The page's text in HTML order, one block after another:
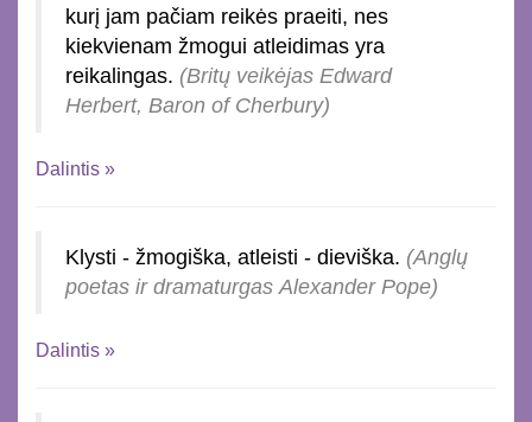
kurį jam pačiam reikės praeiti, nes
kiekvienam žmogui atleidimas yra
reikalingas. (Britų veikėjas Edward
Herbert, Baron of Cherbury)
Dalintis »
Klysti - žmogiška, atleisti - dieviška. (Anglų
poetas ir dramaturgas Alexander Pope)
Dalintis »